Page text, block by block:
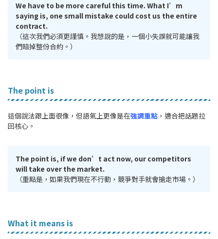
We have to be more careful this time. What I’m
saying is, one small mistake could cost us the entire
contract.
（這次我們必須更謹慎。我想說的是，一個小失誤就可能讓我
們賠掉整份合約。）
The point is
這個說法跟上面很像，但語氣上更像是在強調重點 ，適合把話題拉
回核心。
The point is, if we don’t act now, our competitors
will take over the market.
（重點是，如果我們現在不行動，競爭對手就會搶走市場。）
What it means is